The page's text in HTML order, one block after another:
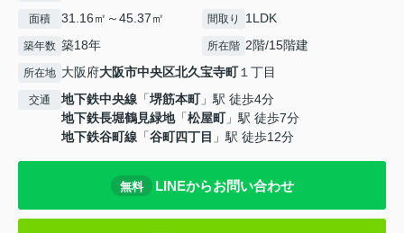
面積 31.16㎡～45.37㎡ 間取り 1LDK
築年数 築18年 所在階 2階/15階建
所在地 大阪府大阪市中央区北久宝寺町１丁目
交通 地下鉄中央線 「堺筋本町」駅 徒歩4分
地下鉄長堀鶴見緑地「松屋町」駅 徒歩7分
地下鉄谷町線 「谷町四丁目 」駅 徒歩12分
無料 LINEからお問い合わせ